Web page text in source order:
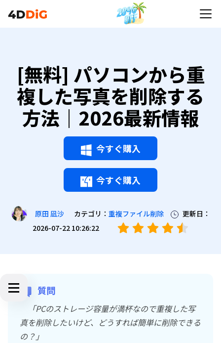
[無料] パソコンから重
複した写真を削除する
方法｜2026最新情報
今すぐ購入
今すぐ購入
原田 凪沙 カテゴリ： 重複ファイル削除
更新日：
2026-07-22 10:26:22
質問
「PCのストレージ容量が満杯なので重複した写
真を削除したいけど、どうすれば簡単に削除できる
の？」